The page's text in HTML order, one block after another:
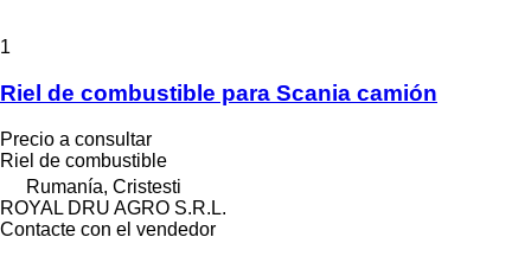
1
Riel de combustible para Scania camión
Precio a consultar
Riel de combustible
Rumanía, Cristesti
ROYAL DRU AGRO S.R.L.
Contacte con el vendedor